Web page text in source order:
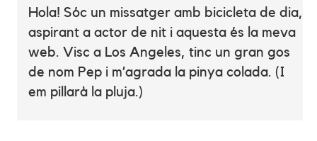
Hola! Sóc un missatger amb bicicleta de dia,
aspirant a actor de nit i aquesta és la meva
web. Visc a Los Angeles, tinc un gran gos
de nom Pep i m’agrada la pinya colada. (I
em pillarà la pluja.)